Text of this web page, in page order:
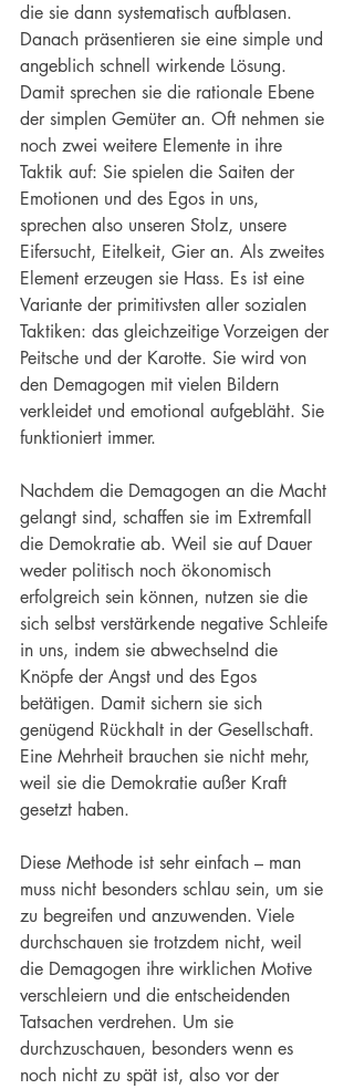
die sie dann systematisch aufblasen.
Danach präsentieren sie eine simple und
angeblich schnell wirkende Lösung.
Damit sprechen sie die rationale Ebene
der simplen Gemüter an. Oft nehmen sie
noch zwei weitere Elemente in ihre
Taktik auf: Sie spielen die Saiten der
Emotionen und des Egos in uns,
sprechen also unseren Stolz, unsere
Eifersucht, Eitelkeit, Gier an. Als zweites
Element erzeugen sie Hass. Es ist eine
Variante der primitivsten aller sozialen
Taktiken: das gleichzeitige Vorzeigen der
Peitsche und der Karotte. Sie wird von
den Demagogen mit vielen Bildern
verkleidet und emotional aufgebläht. Sie
funktioniert immer.
Nachdem die Demagogen an die Macht
gelangt sind, schaffen sie im Extremfall
die Demokratie ab. Weil sie auf Dauer
weder politisch noch ökonomisch
erfolgreich sein können, nutzen sie die
sich selbst verstärkende negative Schleife
in uns, indem sie abwechselnd die
Knöpfe der Angst und des Egos
betätigen. Damit sichern sie sich
genügend Rückhalt in der Gesellschaft.
Eine Mehrheit brauchen sie nicht mehr,
weil sie die Demokratie außer Kraft
gesetzt haben.
Diese Methode ist sehr einfach – man
muss nicht besonders schlau sein, um sie
zu begreifen und anzuwenden. Viele
durchschauen sie trotzdem nicht, weil
die Demagogen ihre wirklichen Motive
verschleiern und die entscheidenden
Tatsachen verdrehen. Um sie
durchzuschauen, besonders wenn es
noch nicht zu spät ist, also vor der